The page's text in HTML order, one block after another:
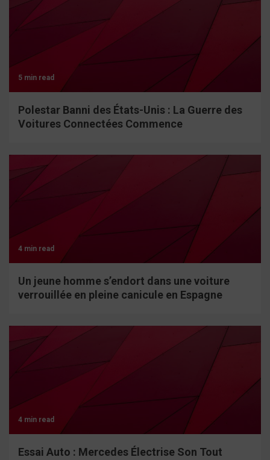
5 min read
Polestar Banni des États-Unis : La Guerre des
Voitures Connectées Commence
4 min read
Un jeune homme s’endort dans une voiture
verrouillée en pleine canicule en Espagne
4 min read
Essai Auto : Mercedes Électrise Son Tout